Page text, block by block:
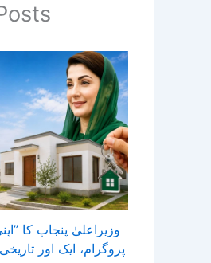
وزیراعلیٰ پنجاب کا
پروگرام، ایک اور